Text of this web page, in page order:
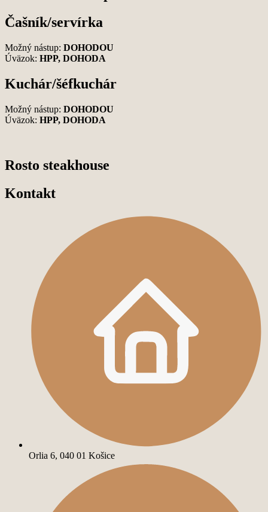
Čašník/servírka
Možný nástup: DOHODOU
Úväzok: HPP, DOHODA
Kuchár/šéfkuchár
Možný nástup: DOHODOU
Úväzok: HPP, DOHODA
Rosto steakhouse
Kontakt
Orlia 6, 040 01 Košice